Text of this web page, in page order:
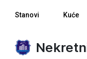
Stanovi Kuće